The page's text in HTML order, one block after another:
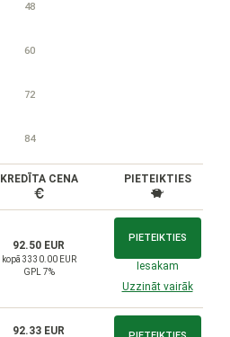
48
60
72
84
KREDĪTA CENA PIETEIKTIES
92.50 EUR
kopā 3330.00 EUR
GPL 7%
PIETEIKTIES
Iesakam
Uzzināt vairāk
92.33 EUR